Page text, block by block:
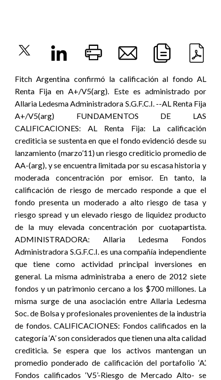
Fitch Argentina confirmó la calificación al fondo AL
Renta Fija en A+/V5(arg). Este es administrado por
Allaria Ledesma Administradora S.G.F.C.I. --AL Renta Fija
A+/V5(arg) FUNDAMENTOS DE LAS
CALIFICACIONES: AL Renta Fija: La calificación
crediticia se sustenta en que el fondo evidenció desde su
lanzamiento (marzo’11) un riesgo crediticio promedio de
AA-(arg), y se encuentra limitada por su escasa historia y
moderada concentración por emisor. En tanto, la
calificación de riesgo de mercado responde a que el
fondo presenta un moderado a alto riesgo de tasa y
riesgo spread y un elevado riesgo de liquidez producto
de la muy elevada concentración por cuotapartista.
ADMINISTRADORA: Allaria Ledesma Fondos
Administradora S.G.F.C.I. es una compañía independiente
que tiene como actividad principal inversiones en
general. La misma administraba a enero de 2012 siete
fondos y un patrimonio cercano a los $700 millones. La
misma surge de una asociación entre Allaria Ledesma
Soc. de Bolsa y profesionales provenientes de la industria
de fondos. CALIFICACIONES: Fondos calificados en la
categoría ‘A’ son considerados que tienen una alta calidad
crediticia. Se espera que los activos mantengan un
promedio ponderado de calificación del portafolio ‘A’.
Fondos calificados ‘V5’-Riesgo de Mercado Alto- se